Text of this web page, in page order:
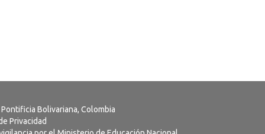
Bolivariana, Colombia
Privacidad